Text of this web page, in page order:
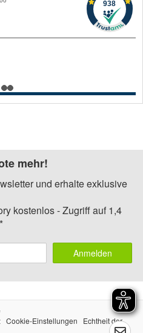
mehr!
und erhalte exklusive
kostenlos - Zugriff auf 1,4
Anmelden
Cookie-Einstellungen
Echtheit der